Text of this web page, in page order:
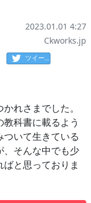
2023.01.01 4:27
Ckworks.jp
ツイート
れさまでした。
科書に載るよう
いて生きている
、そんな中でも少
と思っておりま